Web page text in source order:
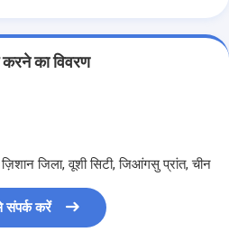
करने का विवरण
जिला, वूशी सिटी, जिआंगसु प्रांत, चीन
संपर्क करें